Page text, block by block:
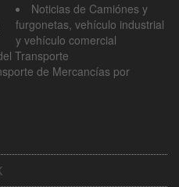
Noticias de Camiónes y
furgonetas, vehículo industrial
y vehículo comercial
Transporte
de Mercancías por